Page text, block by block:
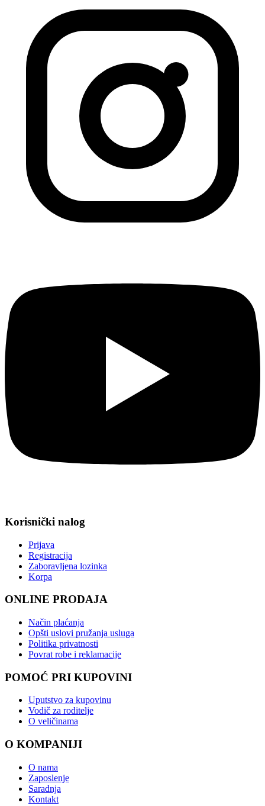
Korisnički nalog
Prijava
Registracija
Zaboravljena lozinka
Korpa
ONLINE PRODAJA
Način plaćanja
Opšti uslovi pružanja usluga
Politika privatnosti
Povrat robe i reklamacije
POMOĆ PRI KUPOVINI
Uputstvo za kupovinu
Vodič za roditelje
O veličinama
O KOMPANIJI
O nama
Zaposlenje
Saradnja
Kontakt